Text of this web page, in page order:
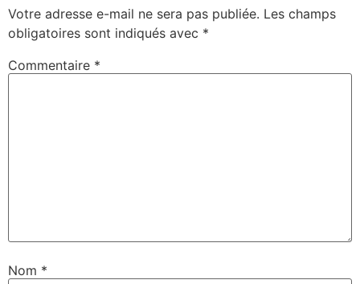
Votre adresse e-mail ne sera pas publiée. Les champs
obligatoires sont indiqués avec *
Commentaire *
Nom *